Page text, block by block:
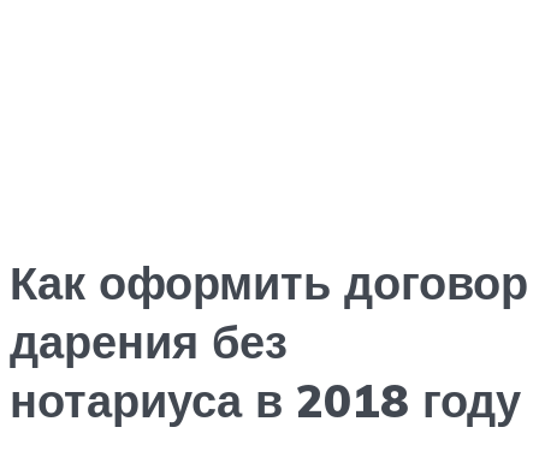
Как оформить договор
дарения без
нотариуса в 2018 году